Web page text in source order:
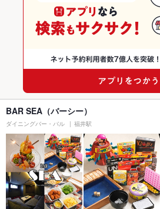
BAR SEA（バーシー）
ダイニングバー・バル 福井駅